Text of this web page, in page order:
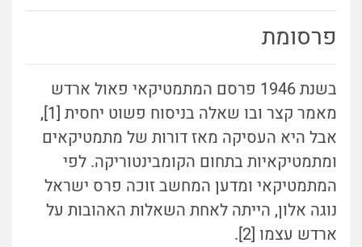
פרסומת
בשנת 1946 פרסם המתמטיקאי פאול ארדש
מאמר קצר ובו שאלה בניסוח פשוט יחסית [1],
אבל היא העסיקה מאז דורות של מתמטיקאים
ומתמטיקאיות בתחום הקומבינטוריקה. לפי
המתמטיקאי ומדען המחשב זוכה פרס ישראל
נוגה אלון, הייתה לאחת השאלות האהובות על
ארדש עצמו [2].